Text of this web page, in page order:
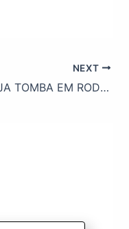
NEXT
MAIS UMA CARRETA TRANSPORTANDO SOJA TOMBA EM RODOVIAS DA NOSSA REGIÃO… É A TERCEIRA NOS ÚLTIMOS DOIS DIAS